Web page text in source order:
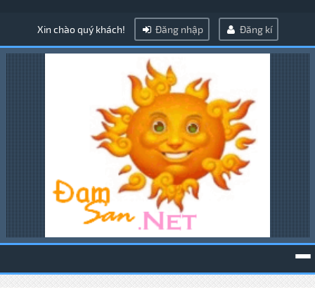
Xin chào quý khách! Đăng nhập Đăng kí